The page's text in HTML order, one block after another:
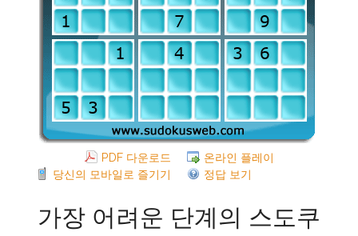
PDF 다운로드
온라인 플레이
당신의 모바일로 즐기기
정답 보기
가장 어려운 단계의 스도쿠